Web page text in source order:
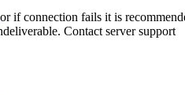
or if connection fails it is
Contact server support